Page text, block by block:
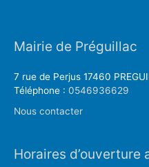
Mairie de Préguillac
7 rue de Perjus 17460
Téléphone : 0546936629
Nous contacter
Horaires d’ouverture